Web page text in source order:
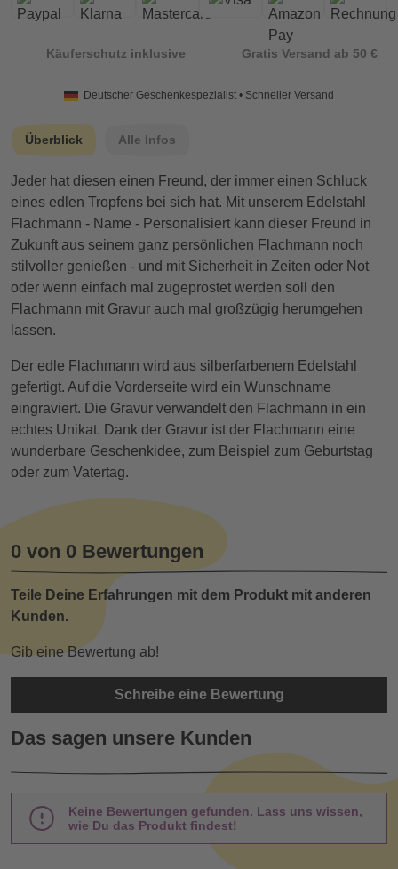
Käuferschutz inklusive Gratis Versand ab 50 €
Deutscher Geschenkespezialist • Schneller Versand
Überblick Alle Infos
Jeder hat diesen einen Freund, der immer einen Schluck
eines edlen Tropfens bei sich hat. Mit unserem Edelstahl
Flachmann - Name - Personalisiert kann dieser Freund in
Zukunft aus seinem ganz persönlichen Flachmann noch
stilvoller genießen - und mit Sicherheit in Zeiten oder Not
oder wenn einfach mal zugeprostet werden soll den
Flachmann mit Gravur auch mal großzügig herumgehen
lassen.
Der edle Flachmann wird aus silberfarbenem Edelstahl
gefertigt. Auf die Vorderseite wird ein Wunschname
eingraviert. Die Gravur verwandelt den Flachmann in ein
echtes Unikat. Dank der Gravur ist der Flachmann eine
wunderbare Geschenkidee, zum Beispiel zum Geburtstag
oder zum Vatertag.
0 von 0 Bewertungen
Teile Deine Erfahrungen mit dem Produkt mit anderen
Kunden.
Gib eine Bewertung ab!
Schreibe eine Bewertung
Das sagen unsere Kunden
Keine Bewertungen gefunden. Lass uns wissen,
wie Du das Produkt findest!